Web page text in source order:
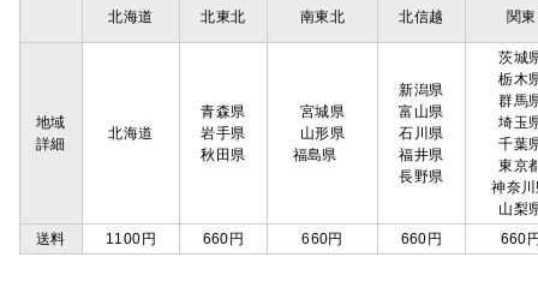
北海道 北東北 南東北 北信越 関東
地域
詳細
北海道
青森県
岩手県
秋田県
宮城県
山形県
福島県
新潟県
富山県
石川県
福井県
長野県
茨城
栃木
群馬
埼玉
千葉
東京
神奈
山梨
送料
1100円 660円 660円 660円 660